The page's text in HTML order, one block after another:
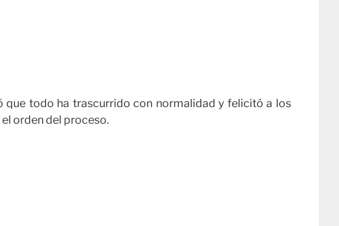
todo ha trascurrido con normalidad y felicitó a los
orden del proceso.